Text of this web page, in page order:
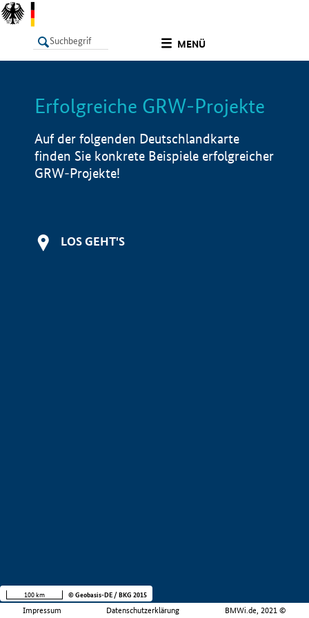
MENÜ
LISTE Info
Erfolgreiche GRW-Projekte
Auf der folgenden Deutschlandkarte
finden Sie konkrete Beispiele erfolgreicher
GRW-Projekte!
LOS GEHT'S
Impressum Datenschutzerklärung BMWi.de, 2021 ©
100 km © Geobasis-DE / BKG 2015